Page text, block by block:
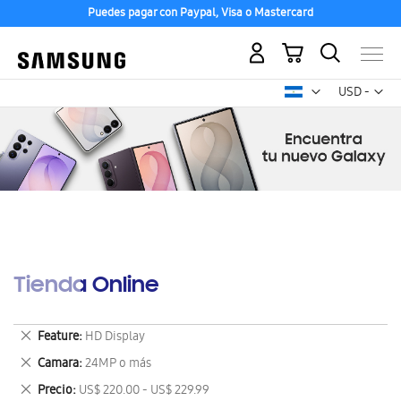
Puedes pagar con Paypal, Visa o Mastercard
USD -
dólar
Mi carrito
Tienda Online
Feature HD Display
Eliminar
este
artículo
Camara 24MP o más
Eliminar
este
Precio US$ 220.00 - US$ 229.99
Eliminar